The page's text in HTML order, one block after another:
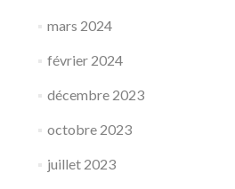
mars 2024
février 2024
décembre 2023
octobre 2023
juillet 2023